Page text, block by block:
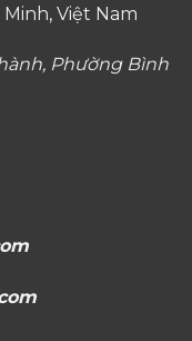
Việt Nam
Phường Bình